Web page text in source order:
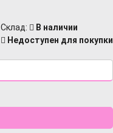
Cклад:
В наличии
Недоступен для покупки